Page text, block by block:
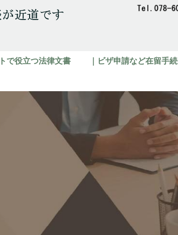
で役立つ法律文書 ｜ビザ申請など在留手続